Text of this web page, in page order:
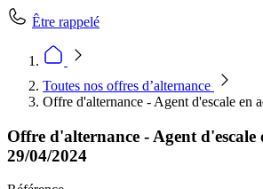
Être rappelé
Toutes nos offres d’alternance
Offre d'alternance - Agent d'escale en
Offre d'alternance - Agent d'escale
29/04/2024